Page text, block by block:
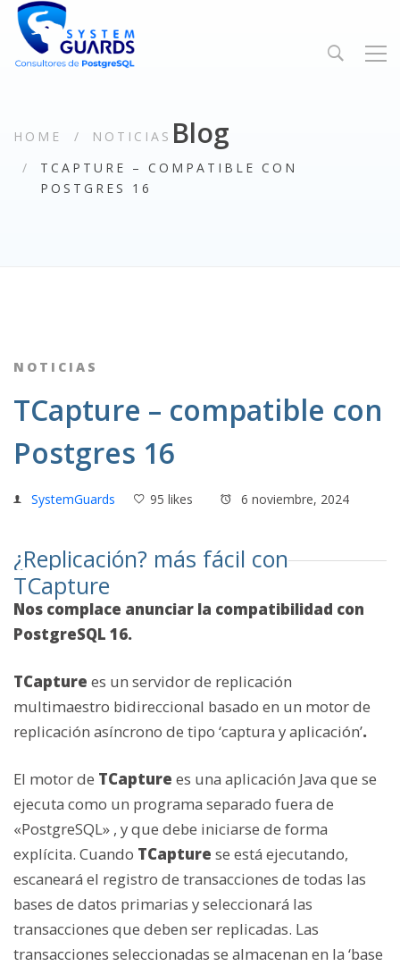
Blog
HOME
NOTICIAS
TCAPTURE – COMPATIBLE CON
POSTGRES 16
NOTICIAS
TCapture – compatible con
Postgres 16
SystemGuards 95 likes 6 noviembre, 2024
¿Replicación? más fácil con
TCapture
Nos complace anunciar la compatibilidad con
PostgreSQL 16.
TCapture es un servidor de replicación
multimaestro bidireccional basado en un motor de
replicación asíncrono de tipo ‘captura y aplicación’.
El motor de TCapture es una aplicación Java que se
ejecuta como un programa separado fuera de
«PostgreSQL» , y que debe iniciarse de forma
explícita. Cuando TCapture se está ejecutando,
escaneará el registro de transacciones de todas las
bases de datos primarias y seleccionará las
transacciones que deben ser replicadas. Las
transacciones seleccionadas se almacenan en la ‘base